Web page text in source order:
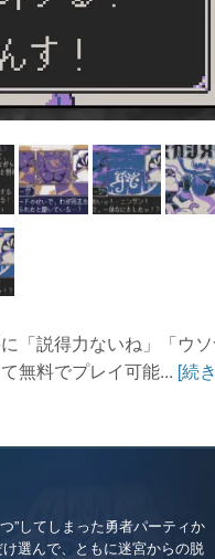
「説得力ないね」「ウソ
無料でプレイ可能... [続
”してしまった勇者パーティか
け選んで、ともに迷宮からの脱